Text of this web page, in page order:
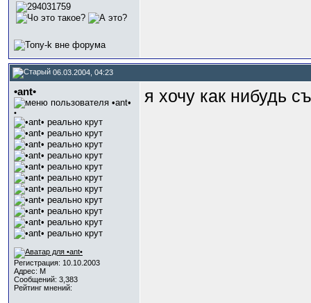
06.03.2004, 04:23
•ant•
•
Регистрация: 10.10.2003
Адрес: М
Сообщений: 3,383
Рейтинг мнений:
я хочу как нибудь